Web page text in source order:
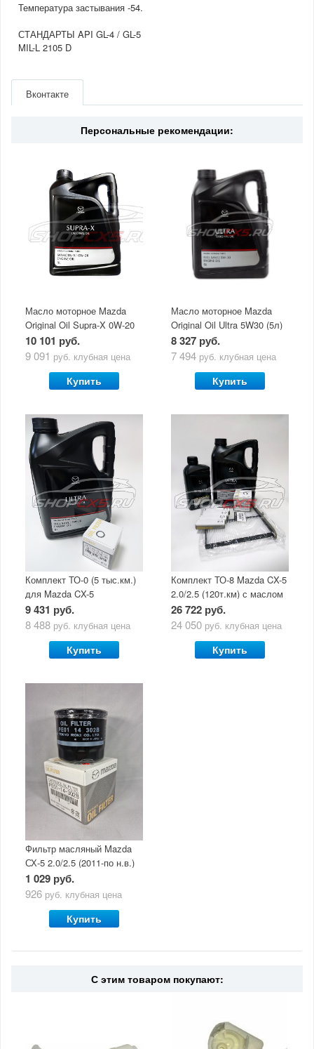
Температура застывания -54.
СТАНДАРТЫ API GL-4 / GL-5
MIL-L 2105 D
Двигатель 2.0/2.5/2.2D
Вконтакте
Персональные рекомендации:
Масло моторное Mazda
Original Oil Supra-X 0W-20
(5 л)
10 101 руб.
9 091 руб. клубная цена
Купить
Масло моторное Mazda
Original Oil Ultra 5W30 (5л)
8 327 руб.
7 494 руб. клубная цена
Купить
Комплект ТО-0 (5 тыс.км.)
для Mazda CX-5
(двигатель 2.0/2.5) с
маслом Mazda Original Oil
Ultra 5W30
9 431 руб.
8 488 руб. клубная цена
Купить
Комплект ТО-8 Mazda CX-5
2.0/2.5 (120т.км) с маслом
Mazda Original Oil Ultra
5W30
26 722 руб.
24 050 руб. клубная цена
Купить
Фильтр масляный Mazda
СХ-5 2.0/2.5 (2011-по н.в.)
1 029 руб.
926 руб. клубная цена
Купить
С этим товаром покупают: